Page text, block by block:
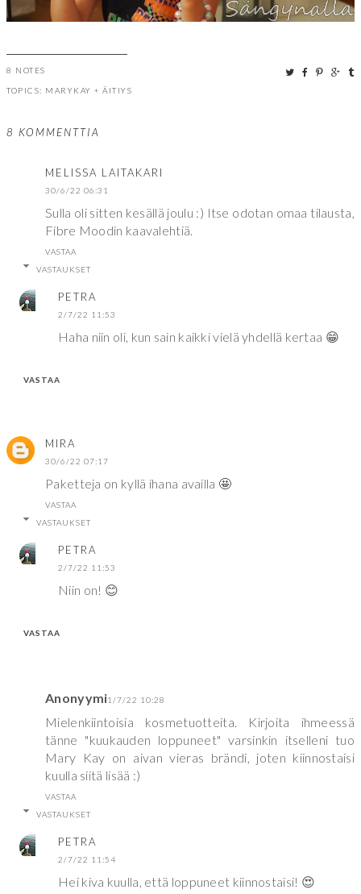
8 NOTES
TOPICS: MARYKAY + ÄITIYS
8 KOMMENTTIA
MELISSA LAITAKARI
30/6/22 06:31
Sulla oli sitten kesällä joulu :) Itse odotan omaa tilausta,
Fibre Moodin kaavalehtiä.
VASTAA
VASTAUKSET
PETRA
2/7/22 11:53
Haha niin oli, kun sain kaikki vielä yhdellä kertaa 😁
VASTAA
MIRA
30/6/22 07:17
Paketteja on kyllä ihana availla 🤩
VASTAA
VASTAUKSET
PETRA
2/7/22 11:53
Niin on! 😊
VASTAA
Anonyymi1/7/22 10:28
Mielenkiintoisia kosmetuotteita. Kirjoita ihmeessä
tänne "kuukauden loppuneet" varsinkin itselleni tuo
Mary Kay on aivan vieras brändi, joten kiinnostaisi
kuulla siitä lisää :)
VASTAA
VASTAUKSET
PETRA
2/7/22 11:54
Hei kiva kuulla, että loppuneet kiinnostaisi! 😍